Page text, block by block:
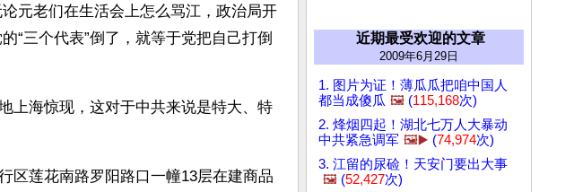
元老们在生活会上怎么骂江，政治局开
“三个代表”倒了，就等于党把自己打倒
上海惊现，这对于中共来说是特大、特
区莲花南路罗阳路口一幢13层在建商品
近期最受欢迎的文章
2009年6月29日
1. 图片为证！薄瓜瓜把咱中国人
都当成傻瓜 🖼️ (115,168次)
2. 烽烟四起！湖北七万人大暴动
中共紧急调军 🖼️▶️ (74,974次)
3. 江留的尿硷！天安门要出大事
🖼️ (52,427次)